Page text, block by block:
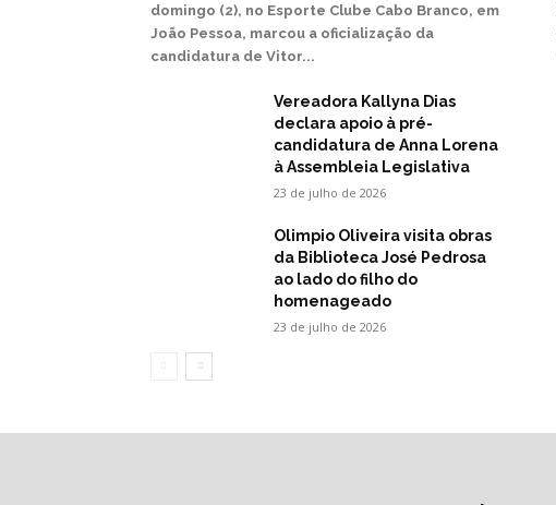
domingo (2), no Esporte Clube Cabo Branco, em
João Pessoa, marcou a oficialização da
candidatura de Vitor...
Vereadora Kallyna Dias
declara apoio à pré-
candidatura de Anna Lorena
à Assembleia Legislativa
23 de julho de 2026
Olimpio Oliveira visita obras
da Biblioteca José Pedrosa
ao lado do filho do
homenageado
23 de julho de 2026